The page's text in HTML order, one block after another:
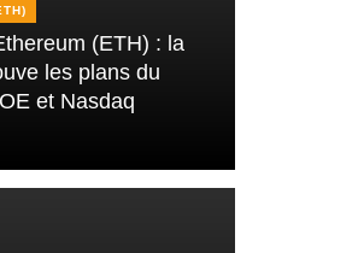
(ETH) : la
les plans du
et Nasdaq